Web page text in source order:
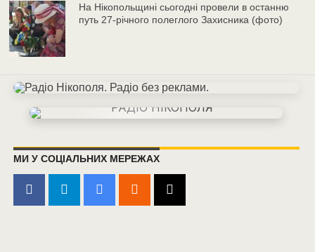
На Нікопольщині сьогодні провели в останню
путь 27-річного полеглого Захисника (фото)
МИ У СОЦІАЛЬНИХ МЕРЕЖАХ